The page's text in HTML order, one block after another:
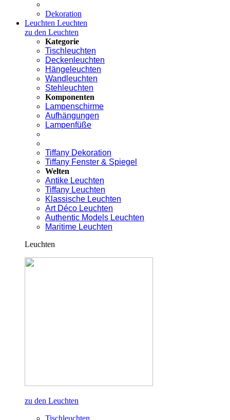
Dekoration
Leuchten Leuchten
zu den Leuchten
Kategorie
Tischleuchten
Deckenleuchten
Hängeleuchten
Wandleuchten
Stehleuchten
Komponenten
Lampenschirme
Aufhängungen
Lampenfüße
Tiffany Dekoration
Tiffany Fenster & Spiegel
Welten
Antike Leuchten
Tiffany Leuchten
Klassische Leuchten
Art Déco Leuchten
Authentic Models Leuchten
Maritime Leuchten
Leuchten
zu den Leuchten
Tischleuchten